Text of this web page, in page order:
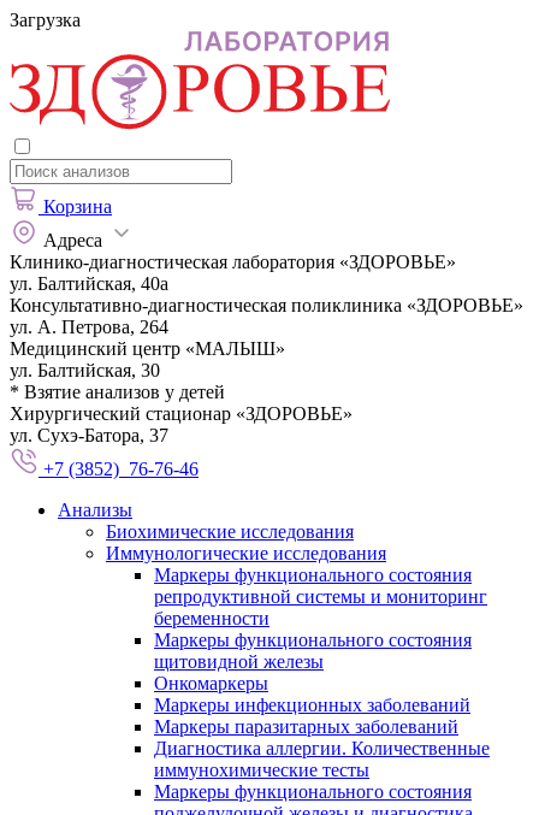
Загрузка
Корзина
Адреса
Клинико-диагностическая лаборатория «ЗДОРОВЬЕ»
ул. Балтийская, 40а
Консультативно-диагностическая поликлиника «ЗДОРОВЬЕ»
ул. А. Петрова, 264
Медицинский центр «МАЛЫШ»
ул. Балтийская, 30
* Взятие анализов у детей
Хирургический стационар «ЗДОРОВЬЕ»
ул. Сухэ-Батора, 37
+7 (3852) 76-76-46
Анализы
Биохимические исследования
Иммунологические исследования
Маркеры функционального состояния
репродуктивной системы и мониторинг
беременности
Маркеры функционального состояния
щитовидной железы
Онкомаркеры
Маркеры инфекционных заболеваний
Маркеры паразитарных заболеваний
Диагностика аллергии. Количественные
иммунохимические тесты
Маркеры функционального состояния